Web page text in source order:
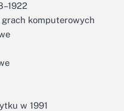
komputerowych
w 1991